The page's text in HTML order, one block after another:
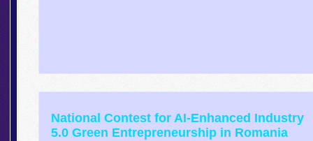
National Contest for AI-Enhanced Industry
5.0 Green Entrepreneurship in Romania